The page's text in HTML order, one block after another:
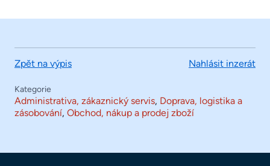
Zpět na výpis Nahlásit inzerát
Kategorie
Administrativa, zákaznický servis, Doprava, logistika a
zásobování, Obchod, nákup a prodej zboží